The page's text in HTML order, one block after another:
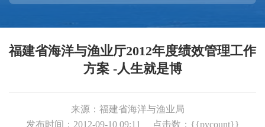
福建省海洋与渔业厅2012年度绩效管理工作
方案 -人生就是博
来源：福建省海洋与渔业局
发布时间：2012-09-10 09:11
点击数：{{pvcount}}